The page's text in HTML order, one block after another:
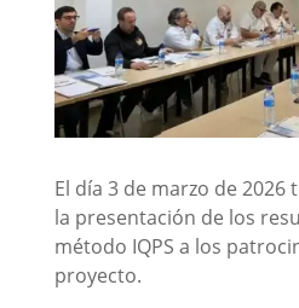
El día 3 de marzo de 2026
la presentación de los
método IQPS a los
proyecto.